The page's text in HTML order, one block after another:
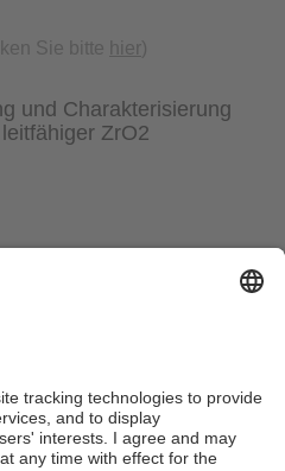
Sie bitte hier)
und Charakterisierung
ZrO2
Hausordnung Sitemap